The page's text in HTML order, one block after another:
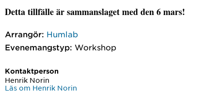
Detta tillfälle är sammanslaget med den 6 mars!
Arrangör: Humlab
Evenemangstyp: Workshop
Kontaktperson
Henrik Norin
Läs om Henrik Norin